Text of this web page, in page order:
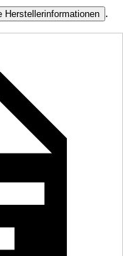
Herstellerinformationen .